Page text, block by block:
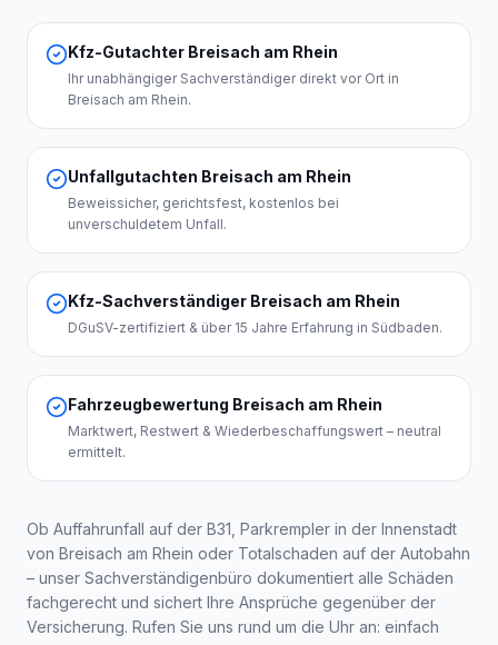
Kfz-Gutachter Breisach am Rhein
Ihr unabhängiger Sachverständiger direkt vor Ort in
Breisach am Rhein.
Unfallgutachten Breisach am Rhein
Beweissicher, gerichtsfest, kostenlos bei
unverschuldetem Unfall.
Kfz-Sachverständiger Breisach am Rhein
DGuSV-zertifiziert & über 15 Jahre Erfahrung in Südbaden.
Fahrzeugbewertung Breisach am Rhein
Marktwert, Restwert & Wiederbeschaffungswert – neutral
ermittelt.
Ob Auffahrunfall auf der B31, Parkrempler in der Innenstadt
von Breisach am Rhein oder Totalschaden auf der Autobahn
– unser Sachverständigenbüro dokumentiert alle Schäden
fachgerecht und sichert Ihre Ansprüche gegenüber der
Versicherung. Rufen Sie uns rund um die Uhr an: einfach